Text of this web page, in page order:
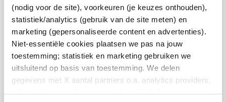
(nodig voor de site), voorkeuren (je keuzes onthouden),
statistiek/analytics (gebruik van de site meten) en
marketing (gepersonaliseerde content en advertenties).
Niet-essentiële cookies plaatsen we pas na jouw
toestemming; statistiek en marketing gebruiken we
uitsluitend op basis van toestemming. We delen
gegevens met X aantal partners o.a. analytics providers,
Over DA
Klantenservice
Assortiment
VolgDAop: